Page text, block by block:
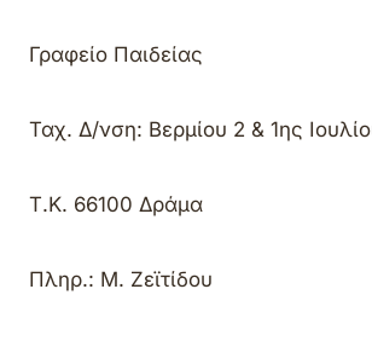
Γραφείο Παιδείας
Ταχ. Δ/νση: Βερμίου 2 & 1ης
Τ.Κ. 66100 Δράμα
Πληρ.: Μ. Ζεϊτίδου